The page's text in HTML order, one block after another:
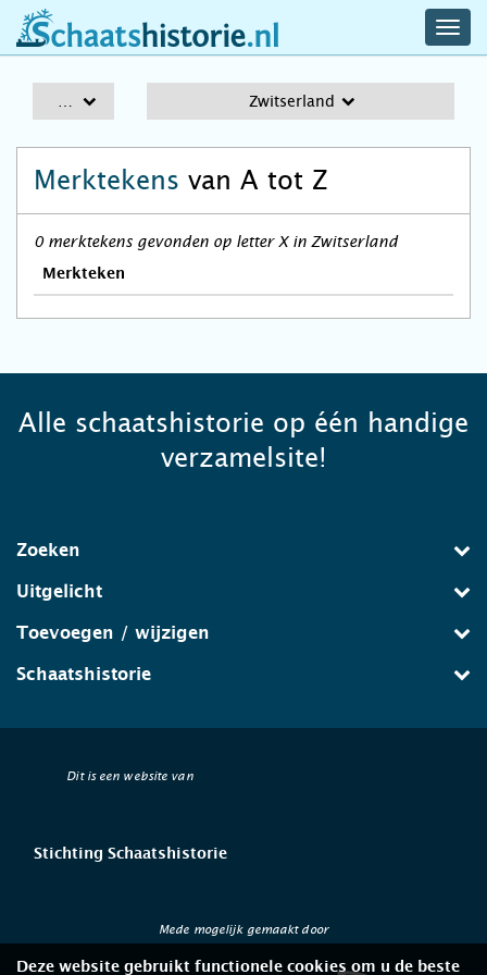
schaatshistorie.nl
Zwitserland
Merktekens van A tot Z
0 merktekens gevonden op letter X in Zwitserland
Merkteken
Alle schaatshistorie op één handige
verzamelsite!
Zoeken
Uitgelicht
Toevoegen / wijzigen
Schaatshistorie
Dit is een website van
Stichting Schaatshistorie
Mede mogelijk gemaakt door
Deze website gebruikt functionele cookies om u de beste